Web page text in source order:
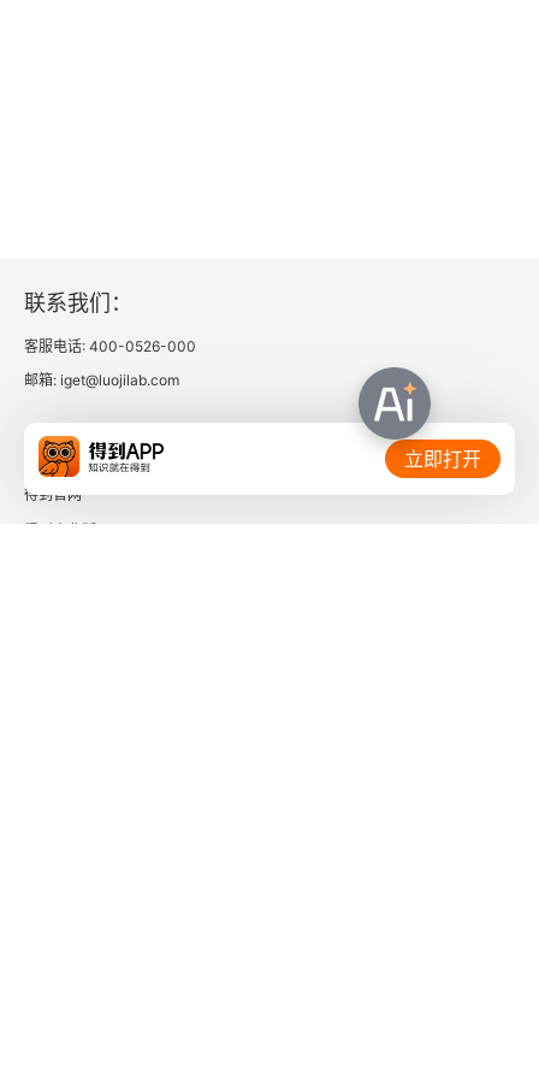
联系我们：
客服电话: 400-0526-000
邮箱: iget@luojilab.com
相关链接：
得到官网
立即打开